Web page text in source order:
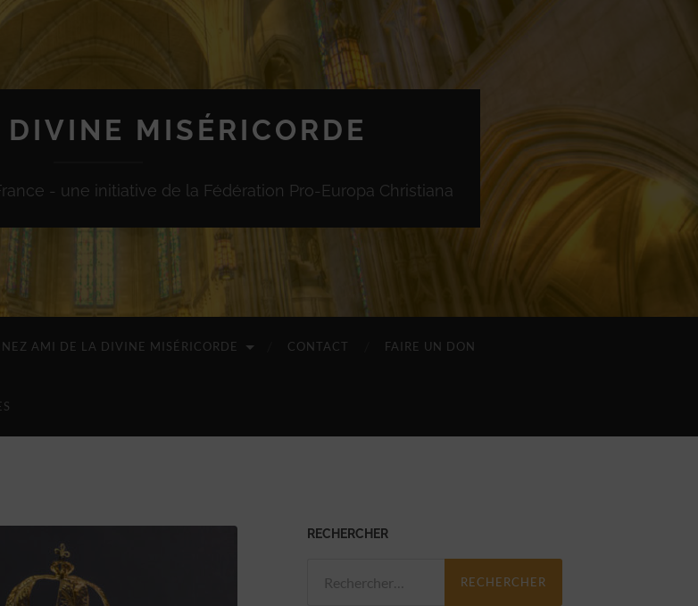
MISÉRICORDE
- une initiative de la Fédération Pro-Europa Christiana
AMI DE LA DIVINE MISÉRICORDE CONTACT FAIRE UN DON
RECHERCHER